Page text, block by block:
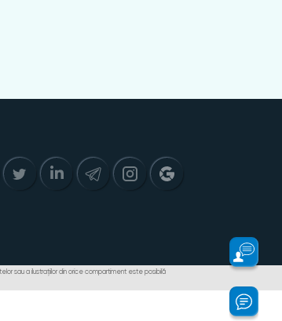
sau a ilustrațiilor din orice compartiment este posibilă